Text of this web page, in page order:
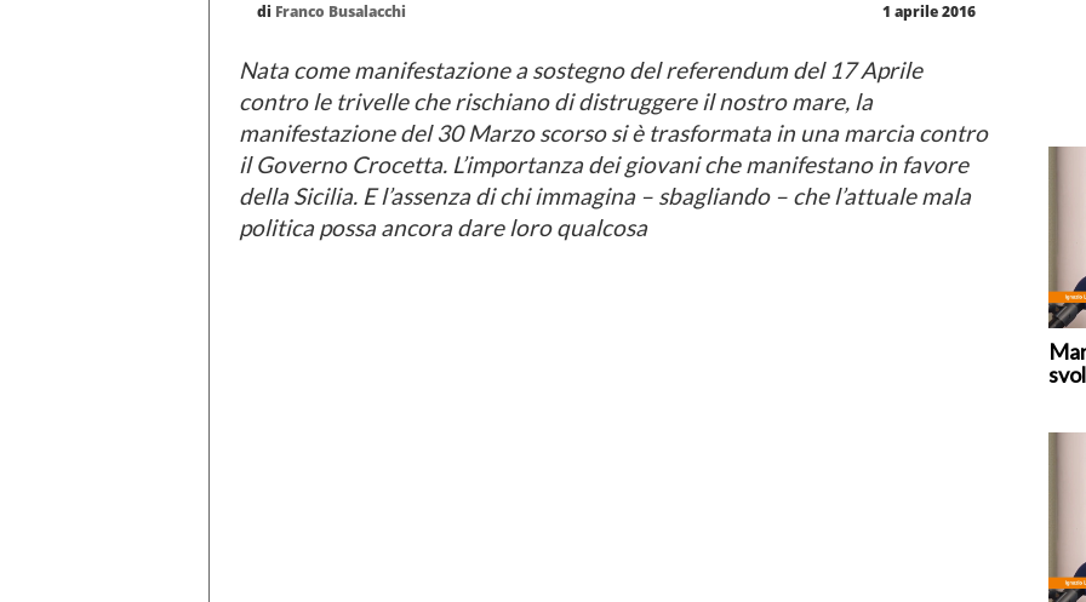
di Franco Busalacchi 1 aprile 2016
Nata come manifestazione a sostegno del referendum del 17 Aprile
contro le trivelle che rischiano di distruggere il nostro mare, la
manifestazione del 30 Marzo scorso si è trasformata in una marcia contro
il Governo Crocetta. L’importanza dei giovani che manifestano in favore
della Sicilia. E l’assenza di chi immagina – sbagliando – che l’attuale mala
politica possa ancora dare loro qualcosa